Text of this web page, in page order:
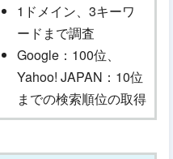
1ドメイン、3キーワ
ードまで調査
Google：100位、
Yahoo! JAPAN：10位
までの検索順位の取得